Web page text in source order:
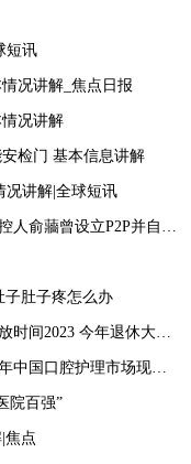
短讯
况讲解_焦点日报
况讲解
检门 基本信息讲解
况讲解|全球短讯
设立P2P并自融 天天观察
子肚子疼怎么办
今年退休大概会涨的的？
口腔护理市场现状分析
院百强”
焦点